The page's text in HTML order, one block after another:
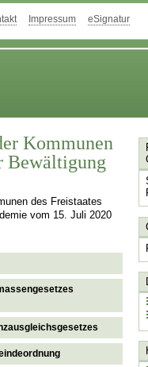
Impressum eSignatur
Kommunen
Bewältigung
des Freistaates
vom 15. Juli 2020